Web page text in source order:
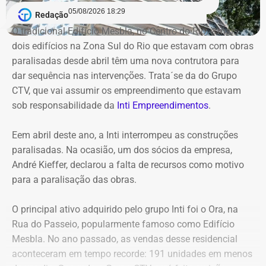
indicam que o instituto vinha sendo utilizado para
descentralizar recursos públicos por meio de
contratações com baixo nível de controle, aproveitando a
maior flexibilidade financeira conferida à natureza
jurídica da autarquia.
COM INFORMAÇÕES DO RJ2/TV GLOBO
Redação05/08/2026 18:29
O tradicional Edifício Mesbla, no Centro do Rio, e mais
dois edifícios na Zona Sul do Rio que estavam com obras
paralisadas desde abril têm uma nova contrutora para
dar sequência nas intervenções. Trata´se da do Grupo
CTV, que vai assumir os empreendimento que estavam
sob responsabilidade da Inti Empreendimentos.
Eem abril deste ano, a Inti interrompeu as construções
paralisadas. Na ocasião, um dos sócios da empresa,
André Kieffer, declarou a falta de recursos como motivo
para a paralisação das obras.
O principal ativo adquirido pelo grupo Inti foi o Ora, na
Rua do Passeio, popularmente famoso como Edifício
Mesbla. No ano passado, as vendas desse residencial
aconteceram em tempo recorde: 191 unidades em menos